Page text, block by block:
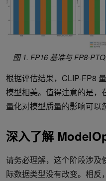
图 1. FP16 基准与 FP8-
根据评估结果，CLIP-FP8
模型相美。值得注意的是，
量化对模型质量的影响可以
深入了解
请务必理解，这个阶段涉及
际数据类型没有改变。相反